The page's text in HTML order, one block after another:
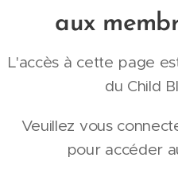
aux
L'accès à cette page
du Child
Veuillez vous
pour accéder